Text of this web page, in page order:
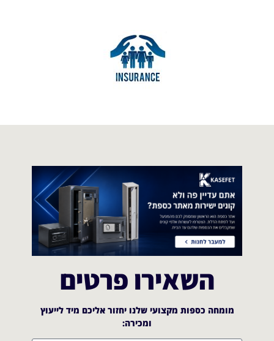
השאירו פרטים
מומחה כספות מקצועי שלנו יחזור אליכם מיד לייעוץ
ומכירה:​